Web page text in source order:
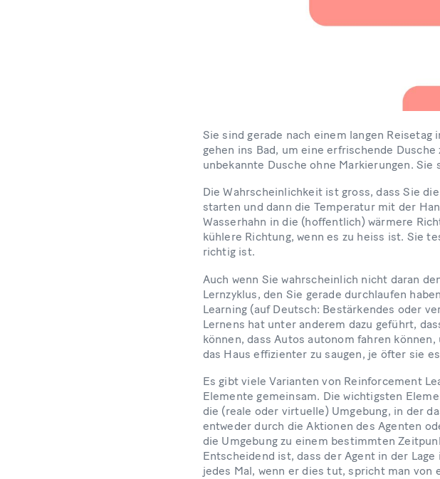
Sie sind gerade nach einem langen
gehen ins Bad, um eine erfrischende
unbekannte Dusche ohne Markierungen. Sie
Die Wahrscheinlichkeit ist gross, dass Sie
starten und dann die Temperatur mit der
Wasserhahn in die (hoffentlich) wärmere
kühlere Richtung, wenn es zu heiss ist. Sie
richtig ist.
Auch wenn Sie wahrscheinlich nicht daran
Lernzyklus, den Sie gerade durchlaufen
Learning (auf Deutsch: Bestärkendes oder
Lernens hat unter anderem dazu geführt,
können, dass Autos autonom fahren
das Haus effizienter zu saugen, je öfter sie
Es gibt viele Varianten von Reinforcement
Elemente gemeinsam. Die wichtigsten
die (reale oder virtuelle) Umgebung, in der
entweder durch die Aktionen des Agenten
die Umgebung zu einem bestimmten
Entscheidend ist, dass der Agent in der
jedes Mal, wenn er dies tut, spricht man von